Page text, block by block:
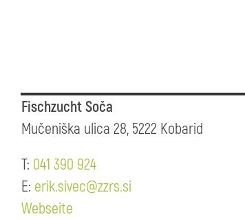
Fischzucht Soča
Mučeniška ulica 28, 5222 Kobarid
T: 041 390 924
E: erik.sivec@zzrs.si
Webseite